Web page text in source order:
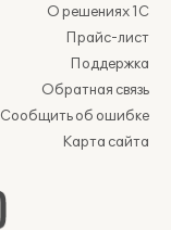
О решениях 1С
Прайс-лист
Поддержка
Обратная связь
Сообщить об ошибке
Карта сайта